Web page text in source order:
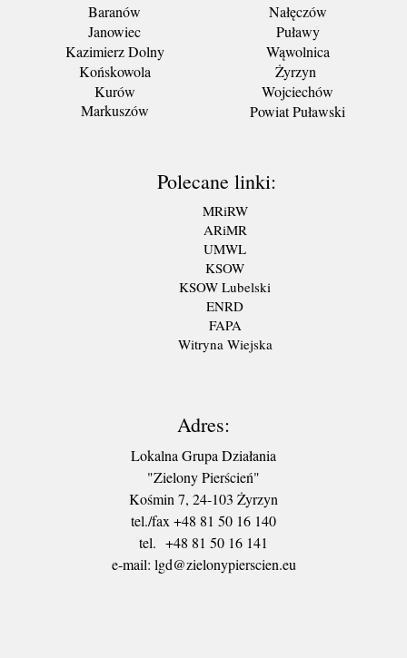
Baranów
Janowiec
Kazimierz Dolny
Końskowola
Kurów
Markuszów
Nałęczów
Puławy
Wąwolnica
Żyrzyn
Wojciechów
Powiat Puławski
Polecane linki:
MRiRW
ARiMR
UMWL
KSOW
KSOW Lubelski
ENRD
FAPA
Witryna Wiejska
Adres:
Lokalna Grupa Działania
"Zielony Pierścień"
Kośmin 7, 24-103 Żyrzyn
tel./fax +48 81 50 16 140
tel. +48 81 50 16 141
​e-mail: lgd@zielonypierscien.eu